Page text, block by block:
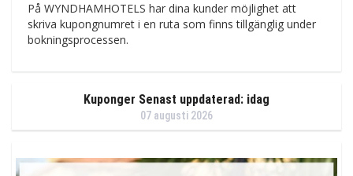
På WYNDHAMHOTELS har dina kunder möjlighet att
skriva kupongnumret i en ruta som finns tillgänglig under
bokningsprocessen.
Kuponger Senast uppdaterad: idag
07 augusti 2026